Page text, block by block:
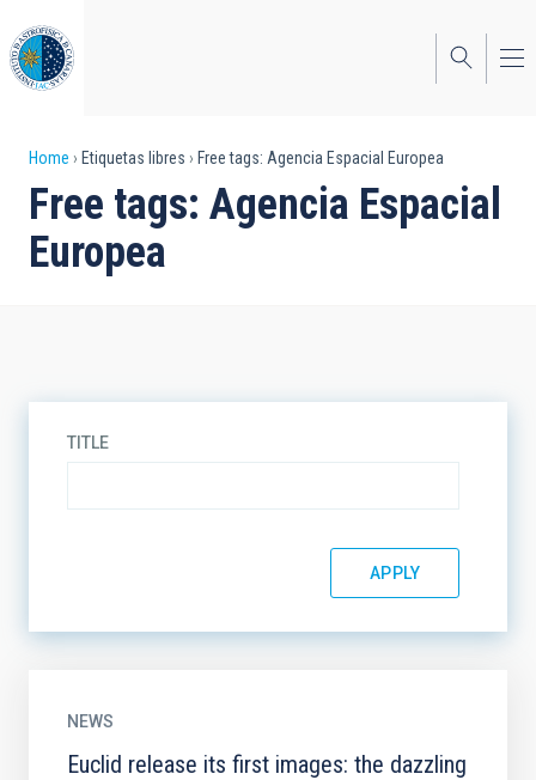
to
main
content
Breadcrumb
Home Etiquetas libres Free tags: Agencia Espacial Europea
Free tags: Agencia Espacial
Europea
TITLE
NEWS
Euclid release its first images: the dazzling